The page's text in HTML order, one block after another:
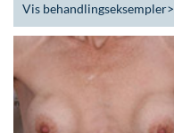
Vis behandlingseksempler>